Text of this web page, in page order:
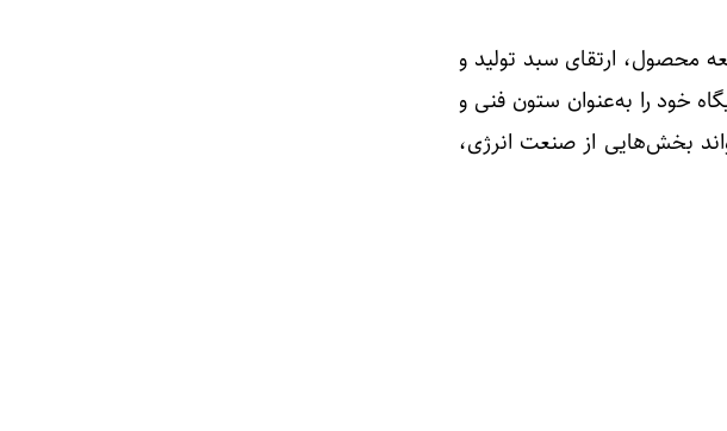
محصول، ارتقای سبد تولید و
خود را به‌عنوان ستون فنی و
بخش‌هایی از صنعت انرژی،